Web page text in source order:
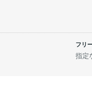
フリ
指定